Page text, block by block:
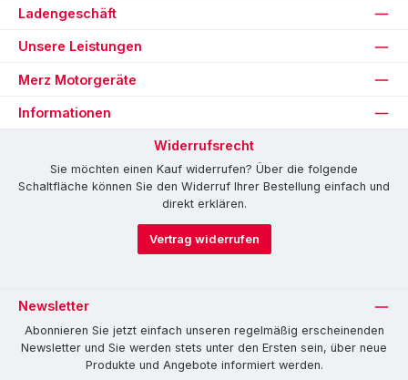
Ladengeschäft
Unsere Leistungen
Merz Motorgeräte
Informationen
Widerrufsrecht
Sie möchten einen Kauf widerrufen? Über die folgende
Schaltfläche können Sie den Widerruf Ihrer Bestellung einfach und
direkt erklären.
Vertrag widerrufen
Newsletter
Abonnieren Sie jetzt einfach unseren regelmäßig erscheinenden
Newsletter und Sie werden stets unter den Ersten sein, über neue
Produkte und Angebote informiert werden.